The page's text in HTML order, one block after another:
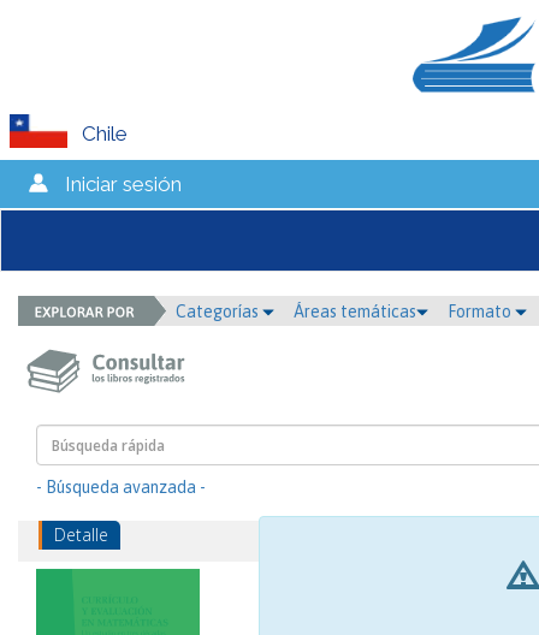
Chile
Iniciar sesión
Categorías Áreas temáticas Formato
- Búsqueda avanzada -
Detalle